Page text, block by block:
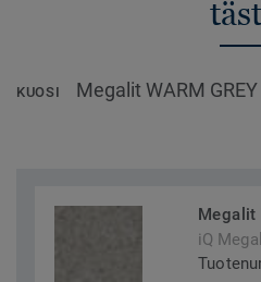
KUOSI Megalit WARM
Megalit
iQ